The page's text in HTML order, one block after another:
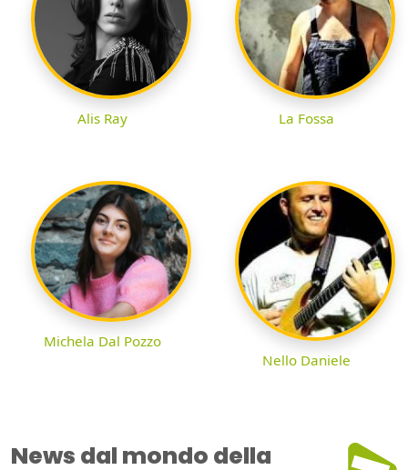
Alis Ray La Fossa
Michela Dal Pozzo
Nello Daniele
News dal mondo della